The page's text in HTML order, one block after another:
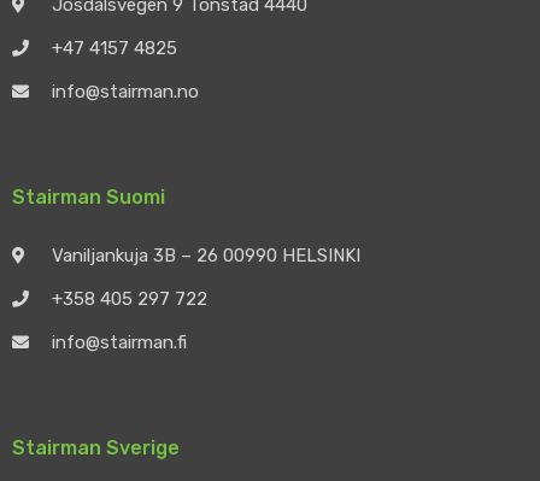
Josdalsvegen 9 Tonstad 4440
+47 4157 4825
info@stairman.no
Stairman Suomi
Vaniljankuja 3B – 26 00990 HELSINKI
+358 405 297 722
info@stairman.fi
Stairman Sverige